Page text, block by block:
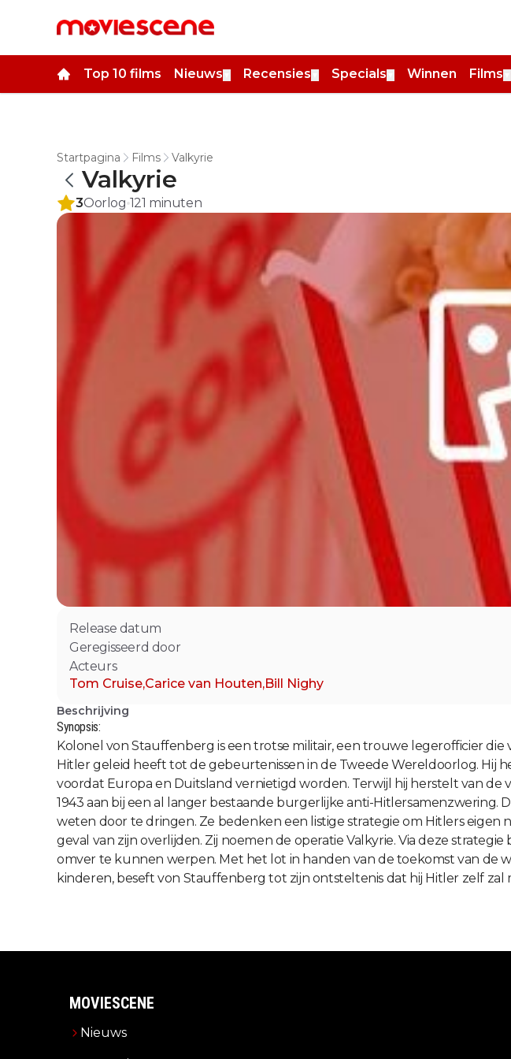
Top 10 films Nieuws Recensies Specials Winnen Films
Startpagina Films Valkyrie
Valkyrie
3Oorlog 121 minuten
Release datum
Geregisseerd door
Acteurs
Tom Cruise,Carice van Houten,Bill Nighy
Beschrijving
Synopsis:
Kolonel von Stauffenberg is een trotse militair, een trouwe legerofficier
Hitler geleid heeft tot de gebeurtenissen in de Tweede Wereldoorlog. Hij
voordat Europa en Duitsland vernietigd worden. Terwijl hij herstelt van
1943 aan bij een al langer bestaande burgerlijke anti-
weten door te dringen. Ze bedenken een listige strategie om Hitlers
geval van zijn overlijden. Zij noemen de operatie Valkyrie. Via deze
omver te kunnen werpen. Met het lot in handen van de toekomst van de
kinderen, beseft von Stauffenberg tot zijn ontsteltenis dat hij Hitler zelf zal
MOVIESCENE
Nieuws